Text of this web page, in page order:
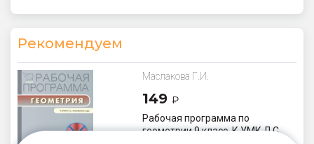
Рекомендуем
Маслакова Г.И.
149 ₽
Рабочая программа по
геометрии 9 класс. К УМК Л.С.